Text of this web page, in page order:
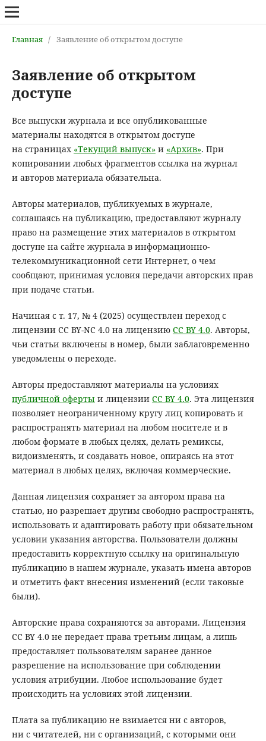
Главная / Заявление об открытом доступе
Заявление об открытом
доступе
Все выпуски журнала и все опубликованные
материалы находятся в открытом доступе
на страницах «Текущий выпуск»и «Архив». При
копировании любых фрагментов ссылка на журнал
и авторов материала обязательна.
Авторы материалов, публикуемых в журнале,
соглашаясь на публикацию, предоставляют журналу
право на размещение этих материалов в открытом
доступе на сайте журнала в информационно-
телекоммуникационной сети Интернет, о чем
сообщают, принимая условия передачи авторских прав
при подаче статьи.
Начиная с т. 17, № 4 (2025) осуществлен переход с
лицензии CC BY-NC 4.0 на лицензию CC BY 4.0. Авторы,
чьи статьи включены в номер, были заблаговременно
уведомлены о переходе.
Авторы предоставляют материалы на условиях
публичной оферты и лицензии CC BY 4.0. Эта лицензия
позволяет неограниченному кругу лиц копировать и
распространять материал на любом носителе и в
любом формате в любых целях, делать ремиксы,
видоизменять, и создавать новое, опираясь на этот
материал в любых целях, включая коммерческие.
Данная лицензия сохраняет за автором права на
статью, но разрешает другим свободно распространять,
использовать и адаптировать работу при обязательном
условии указания авторства. Пользователи должны
предоставить корректную ссылку на оригинальную
публикацию в нашем журнале, указать имена авторов
и отметить факт внесения изменений (если таковые
были).
Авторские права сохраняются за авторами. Лицензия
CC BY 4.0 не передает права третьим лицам, а лишь
предоставляет пользователям заранее данное
разрешение на использование при соблюдении
условия атрибуции. Любое использование будет
происходить на условиях этой лицензии.
Плата за публикацию не взимается ни с авторов,
ни с читателей, ни с организаций, с которыми они